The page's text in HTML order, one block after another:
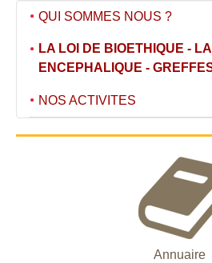
QUI SOMMES NOUS ?
LA LOI DE BIOETHIQUE -
ENCEPHALIQUE -
NOS ACTIVITES
Annuaire